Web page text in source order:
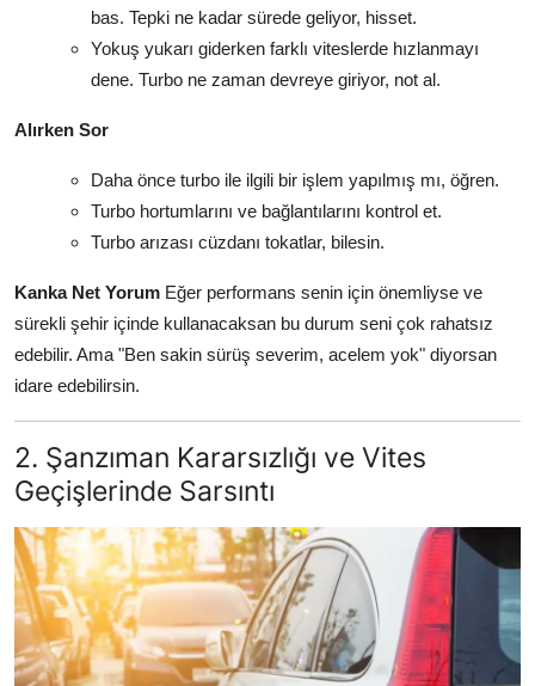
bas. Tepki ne kadar sürede geliyor, hisset.
Yokuş yukarı giderken farklı viteslerde hızlanmayı
dene. Turbo ne zaman devreye giriyor, not al.
Alırken Sor
Daha önce turbo ile ilgili bir işlem yapılmış mı, öğren.
Turbo hortumlarını ve bağlantılarını kontrol et.
Turbo arızası cüzdanı tokatlar, bilesin.
Kanka Net Yorum Eğer performans senin için önemliyse ve
sürekli şehir içinde kullanacaksan bu durum seni çok rahatsız
edebilir. Ama "Ben sakin sürüş severim, acelem yok" diyorsan
idare edebilirsin.
2. Şanzıman Kararsızlığı ve Vites
Geçişlerinde Sarsıntı